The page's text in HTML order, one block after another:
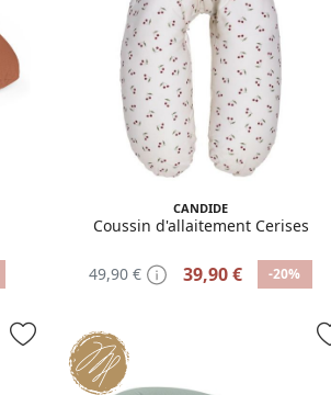
CANDIDE
Coussin d'allaitement Cerises
49,90 € 39,90 € -20%